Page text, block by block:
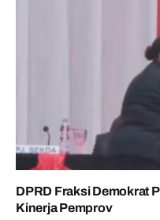
DPRD Fraksi Demokrat
Kinerja Pemprov